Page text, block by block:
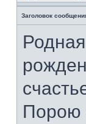
Заголовок
Порою